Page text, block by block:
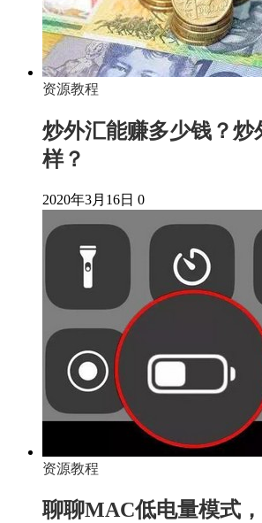
资源教程
炒外汇能赚多少钱？炒
样？
2020年3月16日 0
资源教程
聊聊MAC低电量模式